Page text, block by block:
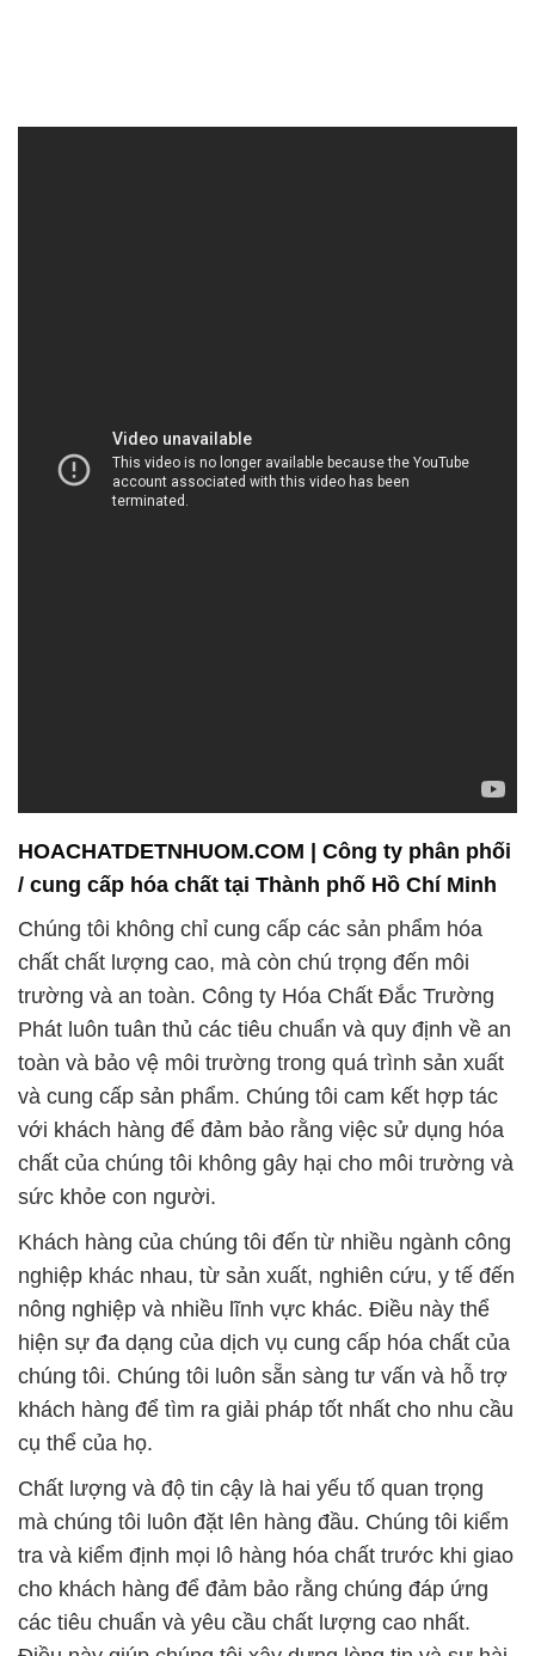
và cung cấp sản phẩm. Chúng tôi cam kết hợp tác
với khách hàng để đảm bảo rằng việc sử dụng hóa
chất của chúng tôi không gây hại cho môi trường và
sức khỏe con người.
Khách hàng của chúng tôi đến từ nhiều ngành công
nghiệp khác nhau, từ sản xuất, nghiên cứu, y tế đến
nông nghiệp và nhiều lĩnh vực khác. Điều này thể
hiện sự đa dạng của dịch vụ cung cấp hóa chất của
chúng tôi. Chúng tôi luôn sẵn sàng tư vấn và hỗ trợ
khách hàng để tìm ra giải pháp tốt nhất cho nhu cầu
cụ thể của họ.
Chất lượng và độ tin cậy là hai yếu tố quan trọng
mà chúng tôi luôn đặt lên hàng đầu. Chúng tôi kiểm
tra và kiểm định mọi lô hàng hóa chất trước khi giao
cho khách hàng để đảm bảo rằng chúng đáp ứng
các tiêu chuẩn và yêu cầu chất lượng cao nhất.
Điều này giúp chúng tôi xây dựng lòng tin và sự hài
lòng của khách hàng trên toàn quốc.
Trong thế giới ngày càng phức tạp và cạnh tranh,
Công Ty Hóa Chất Đắc Trường Phát cam kết tiếp
tục phát triển và cung cấp các sản phẩm và dịch vụ
hóa chất xuất sắc nhất cho khách hàng của mình.
Chúng tôi tự hào được là một phần của sự thành
công và tiến bộ của bạn, và chúng tôi mong muốn
tiếp tục hỗ trợ bạn trong tất cả các dự án và nhu